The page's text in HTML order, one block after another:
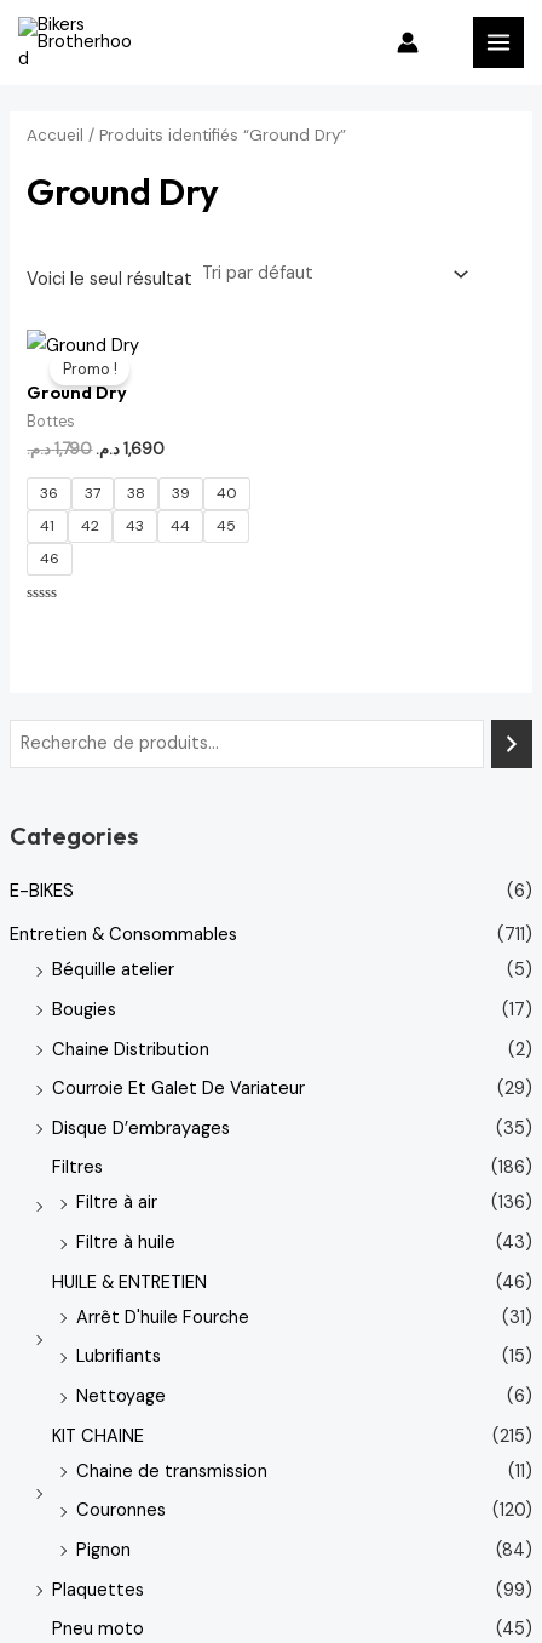
Aller
Categories
E-BIKES
(6)
Entretien & Consommables
(711)
Béquille atelier
(5)
Bougies
(17)
Chaine Distribution
(2)
Courroie Et Galet De Variateur
(29)
Disque D’embrayages
(35)
Filtres
(186)
Filtre à air
(136)
Filtre à huile
(43)
HUILE & ENTRETIEN
(46)
Arrêt D'huile Fourche
(31)
Lubrifiants
(15)
Nettoyage
(6)
KIT CHAINE
(215)
Chaine de transmission
(11)
Couronnes
(120)
Pignon
(84)
Plaquettes
(99)
Pneu moto
(45)
Accueil / Produits identifiés “Ground Dry”
Ground Dry
Voici le seul résultat
Promo !
Ground Dry
Bottes
1,790د.م.
Le
prix
initial
était :
1,690 د.م.
36 37 38 39
40
41
42 43 44
45
46